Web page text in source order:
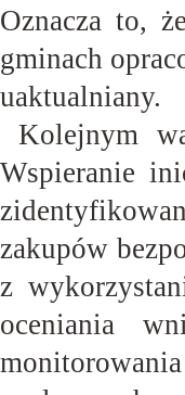
Oznacza to,
gminach
uaktualniany.
Kolejnym
Wspieranie
zakupów
z
oceniania